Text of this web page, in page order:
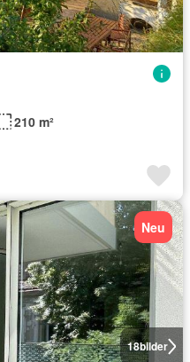
210 m²
18bilder
Neu